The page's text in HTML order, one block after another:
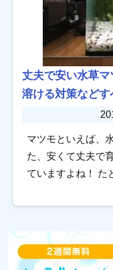
丈夫で安い水草マ
溶ける対策など
マツモといえば、
た、安くて丈夫で
ていますよね！ た
屋台などで、夏場